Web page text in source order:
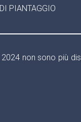
PIANTAGGIO
non sono più